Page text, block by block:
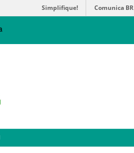
Simplifique! Comunica BR